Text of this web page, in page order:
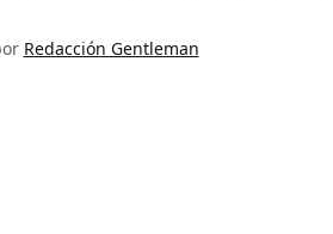
Redacción Gentleman